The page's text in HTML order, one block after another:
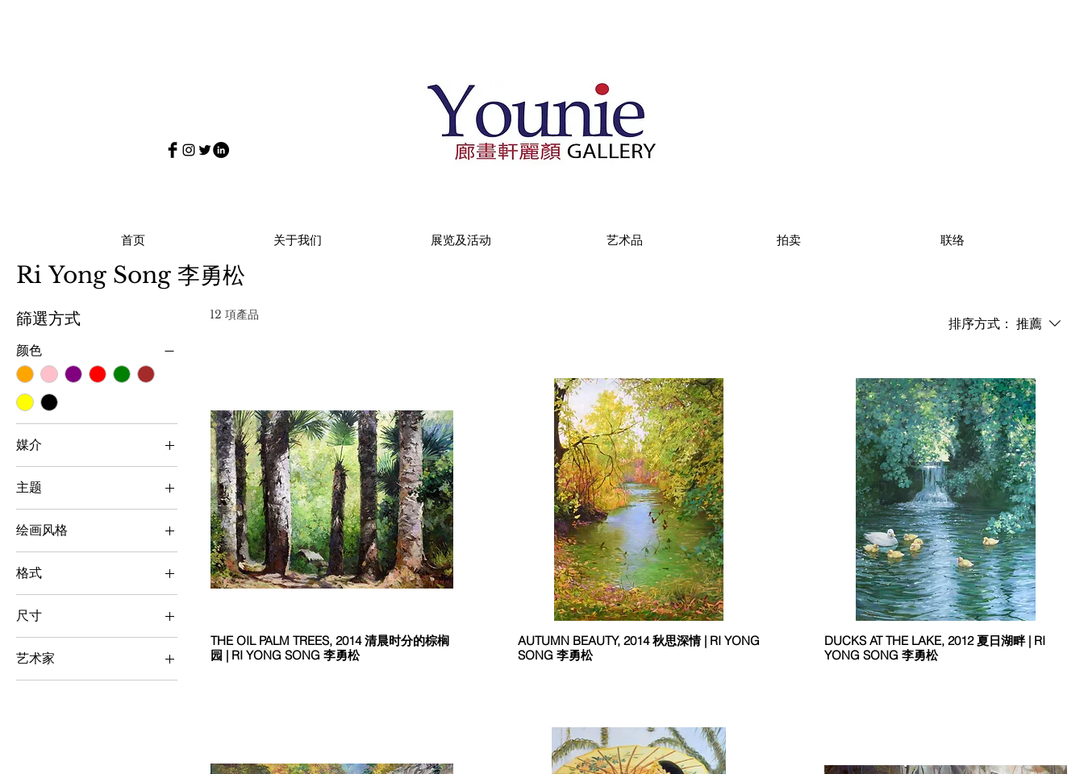
首页 关于我们 展览及活动 艺术品 拍卖 联络
Ri Yong Song 李勇松
篩選方式
颜色
媒介
油彩
主题
植物 / 动物
风景
绘画风格
写实主义
格式
横向
尺寸
大 （> 100 cm x 100
cm）
中（50 cm x 50 cm -
艺术家
Ri Yong Song 李勇松
12 項產品
排序方式： 推薦
THE OIL PALM TREES, 2014 清晨时分的棕榈
园 | RI YONG SONG 李勇松
AUTUMN BEAUTY, 2014 秋思深情 | RI YONG
SONG 李勇松
DUCKS AT THE LAKE, 2012 夏日湖畔 | RI
YONG SONG 李勇松